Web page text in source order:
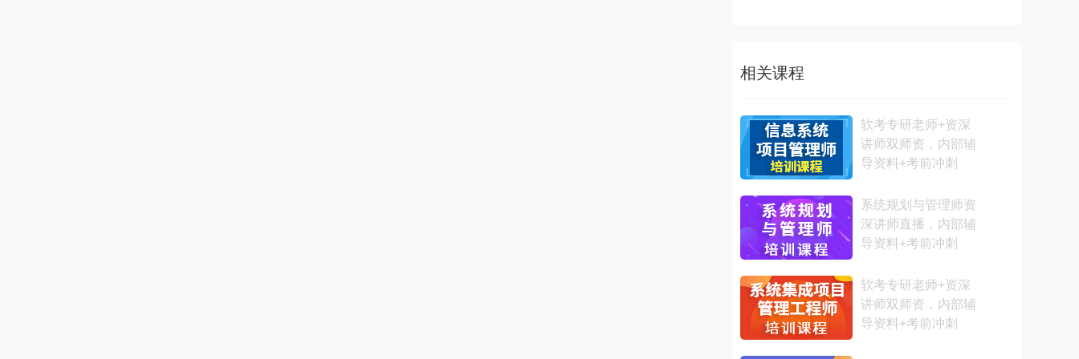
相关课程
软考专研老师+资深
讲师双师资，内部辅
导资料+考前冲刺
系统规划与管理师资
深讲师直播，内部辅
导资料+考前冲刺
软考专研老师+资深
讲师双师资，内部辅
导资料+考前冲刺